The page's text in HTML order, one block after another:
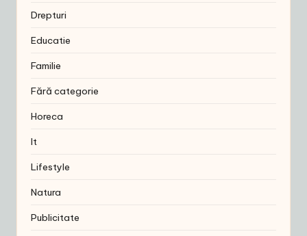
Drepturi
Educatie
Familie
Fără categorie
Horeca
It
Lifestyle
Natura
Publicitate